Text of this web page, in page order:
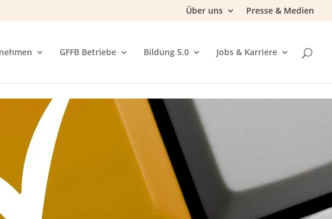
Über uns Presse & Medien
GFFB Betriebe Bildung 5.0 Jobs & Karriere